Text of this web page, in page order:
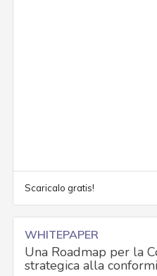
Scaricalo gratis!
WHITEPAPER
Una Roadmap per la
strategica alla